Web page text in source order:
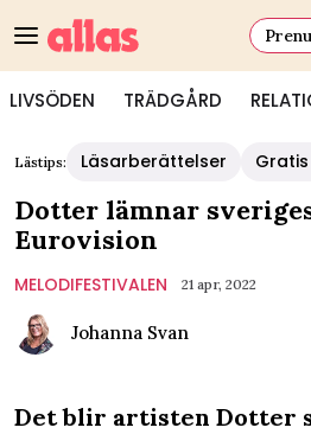
LIVSÖDEN TRÄDGÅRD
Lästips: Läsarberättelser
Dotter lämnar
Eurovision
MELODIFESTIVALEN 21 apr, 2022
Johanna Svan
Det blir artisten Dotter